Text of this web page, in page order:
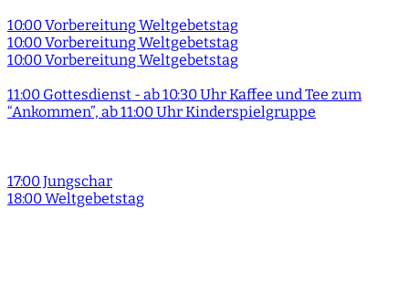
10:00 Vorbereitung Weltgebetstag
10:00 Vorbereitung Weltgebetstag
10:00 Vorbereitung Weltgebetstag
11:00 Gottesdienst - ab 10:30 Uhr Kaffee und Tee zum
“Ankommen”, ab 11:00 Uhr Kinderspielgruppe
17:00 Jungschar
18:00 Weltgebetstag